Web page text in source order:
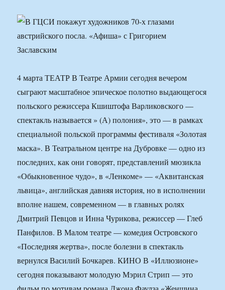
4 марта ТЕАТР В Театре Армии сегодня вечером
сыграют масштабное эпическое полотно выдающегося
польского режиссера Кшиштофа Варликовского —
спектакль называется » (А) полония», это — в рамках
специальной польской программы фестиваля «Золотая
маска». В Театральном центре на Дубровке — одно из
последних, как они говорят, представлений мюзикла
«Обыкновенное чудо», в «Ленкоме» — «Аквитанская
львица», английская давняя история, но в исполнении
вполне нашем, современном — в главных ролях
Дмитрий Певцов и Инна Чурикова, режиссер — Глеб
Панфилов. В Малом театре — комедия Островского
«Последняя жертва», после болезни в спектакль
вернулся Василий Бочкарев. КИНО В «Иллюзионе»
сегодня показывают молодую Мэрил Стрип — это